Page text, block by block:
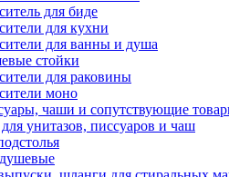
для биде
для кухни
для ванны и душа
стойки
для раковины
моно
чаши и сопутствующие
унитазов, писсуаров и чаш